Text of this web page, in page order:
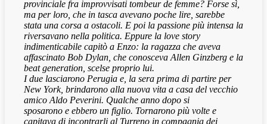
provinciale fra improvvisati tombeur de femme? Forse sì,
ma per loro, che in tasca avevano poche lire, sarebbe
stata una corsa a ostacoli. E poi la passione più intensa la
riversavano nella politica. Eppure la love story
indimenticabile capitò a Enzo: la ragazza che aveva
affascinato Bob Dylan, che conosceva Allen Ginzberg e la
beat generation, scelse proprio lui.
I due lasciarono Perugia e, la sera prima di partire per
New York, brindarono alla nuova vita a casa del vecchio
amico Aldo Peverini. Qualche anno dopo si
sposarono e ebbero un figlio. Tornarono più volte e
capitava di incontrarli al Turreno in compagnia dei